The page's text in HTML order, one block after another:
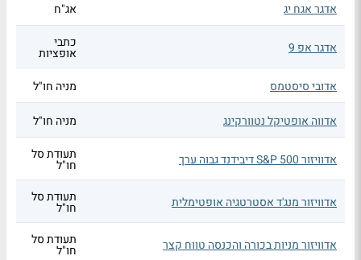
אדגר אגח יג אג"ח
אדגר אפ 9 כתבי
אופציות
אדובי סיסטמס
מניה חו"ל
אדווה אופטיקל נטוורקינג מניה חו"ל
אדוויזור S&P 500 דיבידנד גבוה ערך תעודת סל
חו"ל
אדוויזור מנג'ד אסטרטגיה אופטימלית תעודת סל
חו"ל
אדוויזור מניות בכורה והכנסה טווח קצר תעודת סל
חו"ל